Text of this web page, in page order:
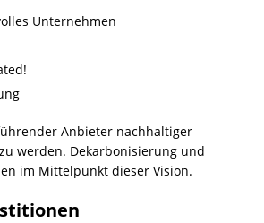
Unternehmen
Anbieter nachhaltiger
werden. Dekarbonisierung und
im Mittelpunkt dieser Vision.